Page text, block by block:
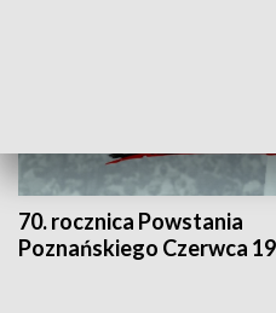
70. rocznica Powstania
Poznańskiego Czerwca